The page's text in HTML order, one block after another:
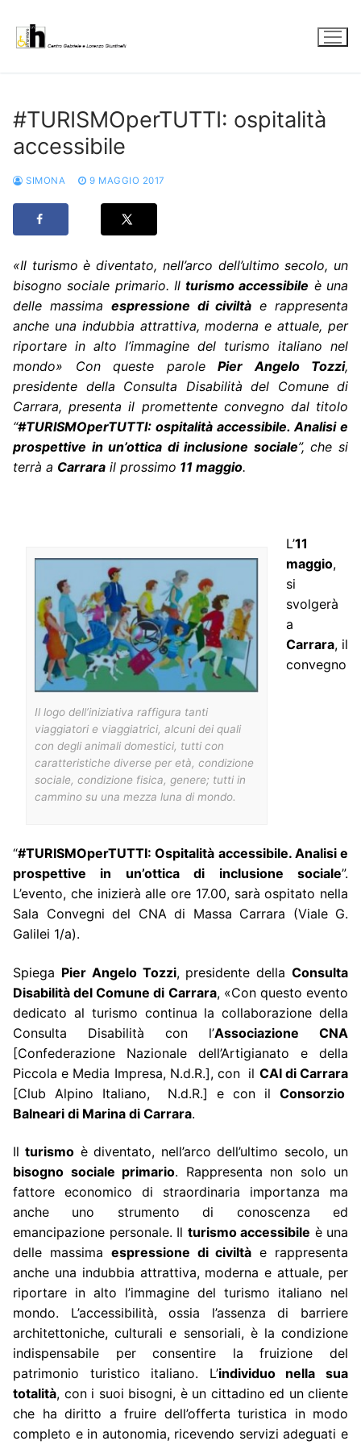
contenuto
#TURISMOperTUTTI: ospitalità
accessibile
SIMONA 9 MAGGIO 2017
«Il turismo è diventato, nell’arco dell’ultimo secolo, un
bisogno sociale primario. Ilturismo accessibile è una
delle massima espressione di civiltà e rappresenta
anche una indubbia attrattiva, moderna e attuale, per
riportare in alto l’immagine del turismo italiano nel
mondo» Con queste parole Pier Angelo Tozzi,
presidente della Consulta Disabilità del Comune di
Carrara, presenta il promettente convegno dal titolo
“#TURISMOperTUTTI: ospitalità accessibile. Analisi e
prospettive in un’ottica di inclusione sociale”, che si
terrà a Carrara il prossimo 11 maggio.
Il logo dell’iniziativa raffigura tanti
viaggiatori e viaggiatrici, alcuni dei quali
con degli animali domestici, tutti con
caratteristiche diverse per età, condizione
sociale, condizione fisica, genere; tutti in
cammino su una mezza luna di mondo.
L’11
maggio,
si
svolgerà
a
Carrara, il
convegno
“#TURISMOperTUTTI: Ospitalità accessibile. Analisi e
prospettive in un’ottica di inclusione sociale”.
L’evento, che inizierà alle ore 17.00, sarà ospitato nella
Sala Convegni del CNA di Massa Carrara (Viale G.
Galilei 1/a).
Spiega Pier Angelo Tozzi, presidente dellaConsulta
Disabilità del Comune di Carrara, «Con questo evento
dedicato al turismo continua la collaborazione della
Consulta Disabilità con l’Associazione CNA
[Confederazione Nazionale dell’Artigianato e della
Piccola e Media Impresa, N.d.R.], con il CAI di Carrara
[Club Alpino Italiano, N.d.R.] e con il Consorzio
Balneari di Marina di Carrara.
Ilturismo è diventato, nell’arco dell’ultimo secolo, un
bisogno sociale primario. Rappresenta non solo un
fattore economico di straordinaria importanza ma
anche uno strumento di conoscenza ed
emancipazione personale. Il turismo accessibile è una
delle massima espressione di civiltà e rappresenta
anche una indubbia attrattiva, moderna e attuale, per
riportare in alto l’immagine del turismo italiano nel
mondo. L’accessibilità, ossia l’assenza di barriere
architettoniche, culturali e sensoriali, è la condizione
indispensabile per consentire la fruizione del
patrimonio turistico italiano. L’individuo nella sua
totalità, con i suoi bisogni, è un cittadino ed un cliente
che ha diritto a fruire dell’offerta turistica in modo
completo e in autonomia, ricevendo servizi adeguati e